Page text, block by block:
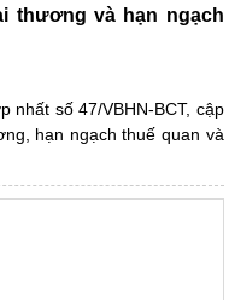
thương và hạn ngạch
nhất số 47/VBHN-BCT, cập
hạn ngạch thuế quan và